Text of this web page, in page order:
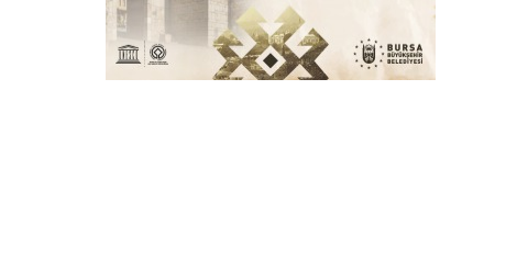
53 Milyar Dolarlık Küresel Parfüm
Pazarında 30 Milyon TL Ek Yatırım